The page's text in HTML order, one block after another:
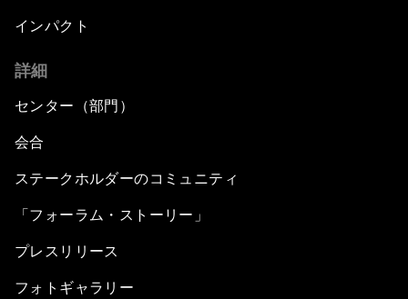
インパクト
詳細
センター（部門）
会合
ステークホルダーのコミュニティ
「フォーラム・ストーリー」
プレスリリース
フォトギャラリー